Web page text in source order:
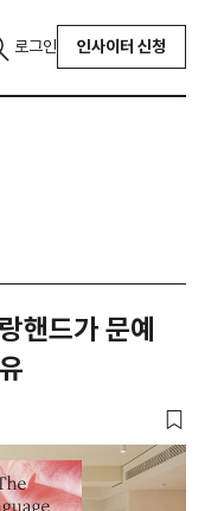
로그인 인사이터 신청
핸드가 문예